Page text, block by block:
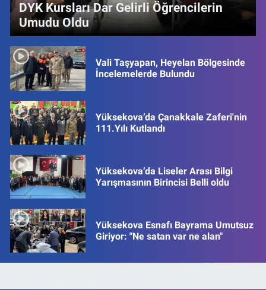
DYK Kursları Dar Gelirli Öğrencilerin
Umudu Oldu
Vali Taşyapan, Heyelan Bölgesinde
İncelemelerde Bulundu
Yüksekova’da Çanakkale Zaferi'nin
111.Yılı Kutlandı
Yüksekova’da Liseler Arası Bilgi
Yarışmasının Birincisi Belli oldu
Yüksekova Esnafı Bayrama Umutsuz
Giriyor: "Ne satan var ne alan"